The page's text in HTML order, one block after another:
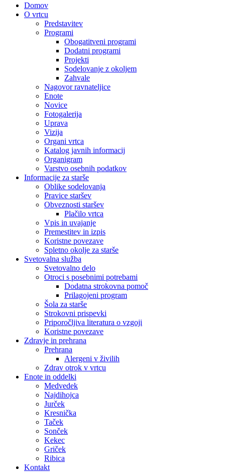
Domov
O vrtcu
Predstavitev
Programi
Obogatitveni programi
Dodatni programi
Projekti
Sodelovanje z okoljem
Zahvale
Nagovor ravnateljice
Enote
Novice
Fotogalerija
Uprava
Vizija
Organi vrtca
Katalog javnih informacij
Organigram
Varstvo osebnih podatkov
Informacije za starše
Oblike sodelovanja
Pravice staršev
Obveznosti staršev
Plačilo vrtca
Vpis in uvajanje
Premestitev in izpis
Koristne povezave
Spletno okolje za starše
Svetovalna služba
Svetovalno delo
Otroci s posebnimi potrebami
Dodatna strokovna pomoč
Prilagojeni program
Šola za starše
Strokovni prispevki
Priporočljiva literatura o vzgoji
Koristne povezave
Zdravje in prehrana
Prehrana
Alergeni v živilih
Zdrav otrok v vrtcu
Enote in oddelki
Medvedek
Najdihojca
Jurček
Kresnička
Taček
Sonček
Kekec
Griček
Ribica
Kontakt